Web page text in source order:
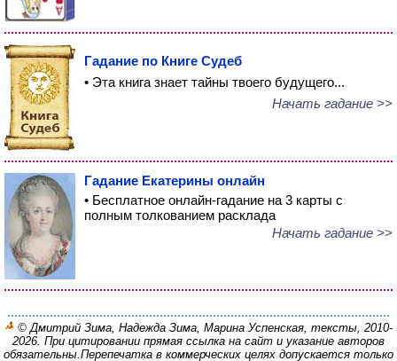
Гадание по Книге Судеб
• Эта книга знает тайны твоего будущего...
Начать гадание >>
Гадание Екатерины онлайн
• Бесплатное онлайн-гадание на 3 карты с
полным толкованием расклада
Начать гадание >>
© Дмитрий Зима, Надежда Зима, Марина Успенская, тексты, 2010-
2026. При цитировании прямая ссылка на сайт и указание авторов
обязательны.Перепечатка в коммерческих целях допускается только